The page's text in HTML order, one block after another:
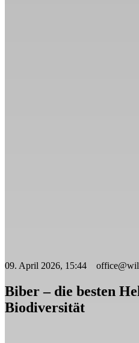
09. April 2026, 15:44
Biber – die besten
Biodiversität